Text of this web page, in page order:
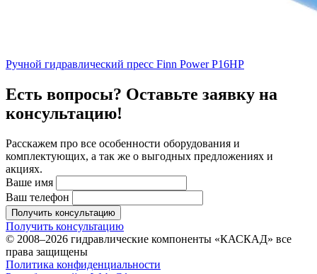
Ручной гидравлический пресс Finn Power P16HP
Есть вопросы? Оставьте заявку на
консультацию!
Расскажем про все особенности оборудования и
комплектующих, а так же о выгодных предложениях и
акциях.
Ваше имя
Ваш телефон
Получить консультацию
Получить консультацию
© 2008–2026 гидравлические компоненты «КАСКАД» все
права защищены
Политика конфиденциальности